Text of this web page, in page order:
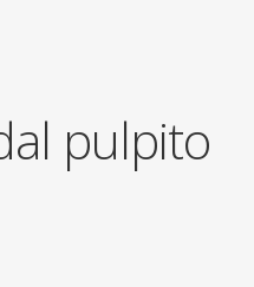
pulpito